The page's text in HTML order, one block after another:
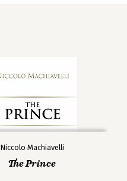
Niccolo Machiavelli
The Prince